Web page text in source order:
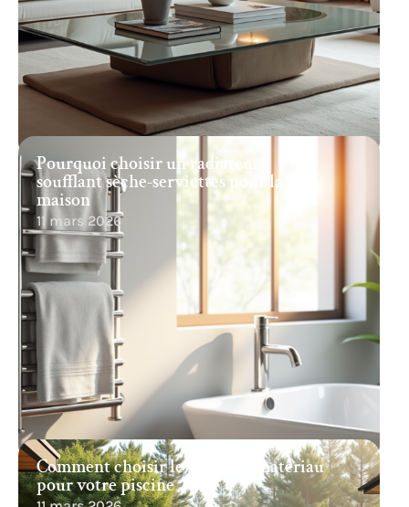
Pourquoi choisir un radiateur
soufflant sèche-serviettes pour la
maison
11 mars 2026
Comment choisir le meilleur matériau
pour votre piscine